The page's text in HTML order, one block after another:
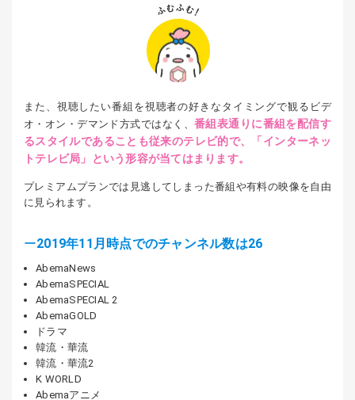
また、視聴したい番組を視聴者の好きなタイミングで観るビデ
オ・オン・デマンド方式ではなく、 番組表通りに番組を配信す
るスタイルであることも従来のテレビ的で、「インターネッ
トテレビ局」という形容が当てはまります。
プレミアムプランでは見逃してしまった番組や有料の映像を自由
に見られます。
2019年11月時点でのチャンネル数は26
AbemaNews
AbemaSPECIAL
AbemaSPECIAL 2
AbemaGOLD
ドラマ
韓流・華流
韓流・華流2
K WORLD
Abemaアニメ